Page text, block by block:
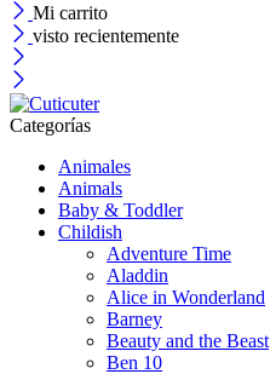
Mi carrito
visto recientemente
Categorías
Animales
Animals
Baby & Toddler
Childish
Adventure Time
Aladdin
Alice in Wonderland
Barney
Beauty and the Beast
Ben 10